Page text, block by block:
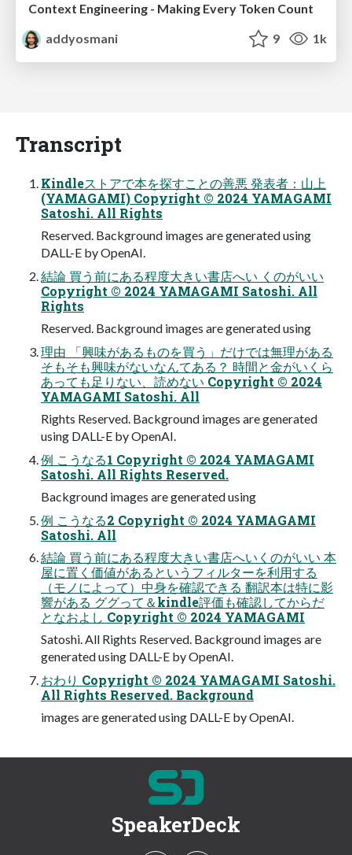
Context Engineering - Making Every Token Count
addyosmani
9 1k
Transcript
Kindleストアで本を探すことの善悪 発表者：山上
(YAMAGAMI) Copyright © 2024 YAMAGAMI
Satoshi. All Rights
Reserved. Background images are generated using
DALL-E by OpenAI.
結論 買う前にある程度大きい書店へい くのがいい
Copyright © 2024 YAMAGAMI Satoshi. All
Rights
Reserved. Background images are generated using
理由 「興味があるものを買う」だけでは無理がある
そもそも興味がないなんてある？ 時間と金がいくら
あっても足りない、読めない Copyright © 2024
YAMAGAMI Satoshi. All
Rights Reserved. Background images are generated
using DALL-E by OpenAI.
例 こうなる1 Copyright © 2024 YAMAGAMI
Satoshi. All Rights Reserved.
Background images are generated using
例 こうなる2 Copyright © 2024 YAMAGAMI
Satoshi. All
結論 買う前にある程度大きい書店へいくのがいい 本
屋に置く価値があるというフィルターを利用する
（モノによって）中身を確認できる 翻訳本は特に影
響がある ググって＆kindle評価も確認してからだ
となおよし Copyright © 2024 YAMAGAMI
Satoshi. All Rights Reserved. Background images are
generated using DALL-E by OpenAI.
おわり Copyright © 2024 YAMAGAMI Satoshi.
All Rights Reserved. Background
images are generated using DALL-E by OpenAI.
SpeakerDeck